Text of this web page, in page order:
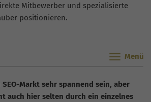
Mitbewerber und spezialisierte
positionieren.
Markt sehr spannend sein, aber
auch hier selten durch ein einzelnes